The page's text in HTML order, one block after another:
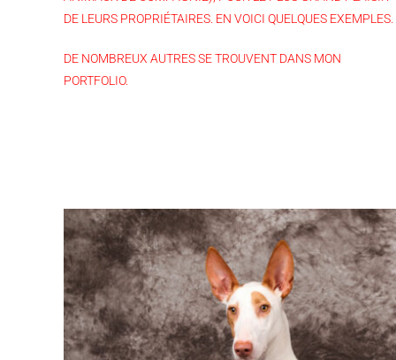
DE LEURS PROPRIÉTAIRES. EN VOICI QUELQUES EXEMPLES.
DE NOMBREUX AUTRES SE TROUVENT DANS MON
PORTFOLIO.